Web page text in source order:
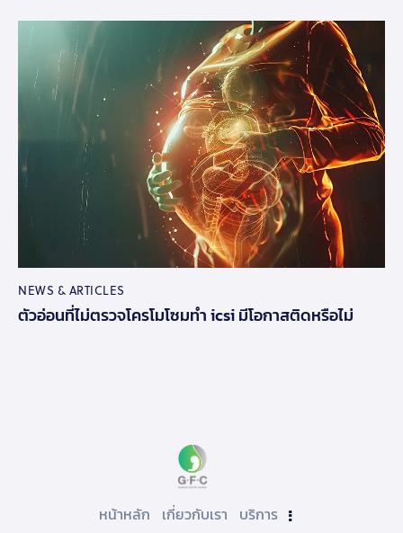
NEWS & ARTICLES
ตัวอ่อนที่ไม่ตรวจโครโมโซมทำ icsi มีโอกาสติดหรือไม่
หน้าหลัก เกี่ยวกับเรา บริการ